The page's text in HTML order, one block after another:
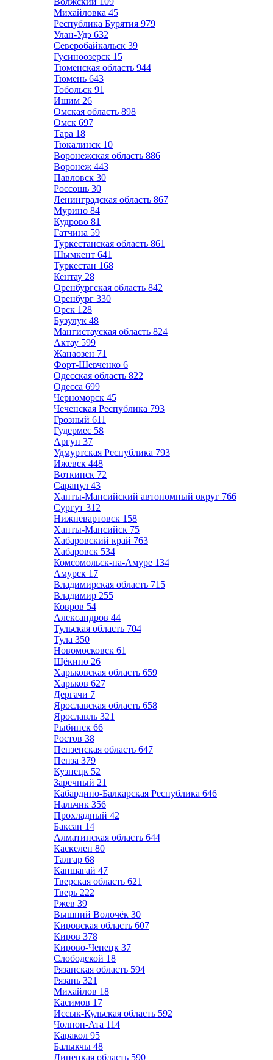
Михайловка 45
Республика Бурятия 979
Улан-Удэ 632
Северобайкальск 39
Гусиноозерск 15
Тюменская область 944
Тюмень 643
Тобольск 91
Ишим 26
Омская область 898
Омск 697
Тара 18
Тюкалинск 10
Воронежская область 886
Воронеж 443
Павловск 30
Россошь 30
Ленинградская область 867
Мурино 84
Кудрово 81
Гатчина 59
Туркестанская область 861
Шымкент 641
Туркестан 168
Кентау 28
Оренбургская область 842
Оренбург 330
Орск 128
Бузулук 48
Мангистауская область 824
Актау 599
Жанаозен 71
Форт-Шевченко 6
Одесская область 822
Одесса 699
Черноморск 45
Чеченская Республика 793
Грозный 611
Гудермес 58
Аргун 37
Удмуртская Республика 793
Ижевск 448
Воткинск 72
Сарапул 43
Ханты-Мансийский автономный округ 766
Сургут 312
Нижневартовск 158
Ханты-Мансийск 75
Хабаровский край 763
Хабаровск 534
Комсомольск-на-Амуре 134
Амурск 17
Владимирская область 715
Владимир 255
Ковров 54
Александров 44
Тульская область 704
Тула 350
Новомосковск 61
Щёкино 26
Харьковская область 659
Харьков 627
Дергачи 7
Ярославская область 658
Ярославль 321
Рыбинск 66
Ростов 38
Пензенская область 647
Пенза 379
Кузнецк 52
Заречный 21
Кабардино-Балкарская Республика 646
Нальчик 356
Прохладный 42
Баксан 14
Алматинская область 644
Каскелен 80
Талгар 68
Капшагай 47
Тверская область 621
Тверь 222
Ржев 39
Вышний Волочёк 30
Кировская область 607
Киров 378
Кирово-Чепецк 37
Слободской 18
Рязанская область 594
Рязань 321
Михайлов 18
Касимов 17
Иссык-Кульская область 592
Чолпон-Ата 114
Каракол 95
Балыкчы 48
Липецкая область 590